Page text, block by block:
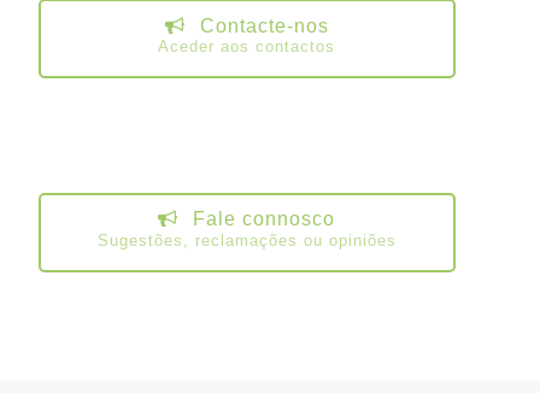
Contacte-nos
Aceder aos contactos
Fale connosco
Sugestões, reclamações ou opiniões